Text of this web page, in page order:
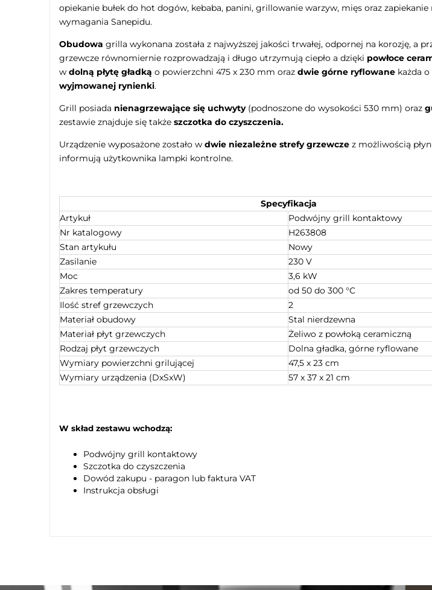
opiekanie bułek do hot dogów, kebaba, panini, grillowanie warzyw, mięs oraz
wymagania Sanepidu.
Obudowa grilla wykonana została z najwyższej jakości trwałej, odpornej na korozję, a
grzewcze równomiernie rozprowadzają i długo utrzymują ciepło a dzięki powłoce
w dolną płytę gładką o powierzchni 475 x 230 mm oraz dwie górne ryflowane każda
wyjmowanej rynienki.
Grill posiada nienagrzewające się uchwyty(podnoszone do wysokości 530 mm) oraz
zestawie znajduje się także szczotka do czyszczenia.
Urządzenie wyposażone zostało w dwie niezależne strefy grzewcze z możliwością
informują użytkownika lampki kontrolne.
Specyfikacja
Artykuł
Podwójny grill kontaktowy
Nr katalogowy
H263808
Stan artykułu
Nowy
Zasilanie
230 V
Moc
3,6 kW
Zakres temperatury
od 50 do 300 °C
Ilość stref grzewczych
2
Materiał obudowy
Stal nierdzewna
Materiał płyt grzewczych
Żeliwo z powłoką ceramiczną
Rodzaj płyt grzewczych
Dolna gładka, górne ryflowane
Wymiary powierzchni grilującej
47,5 x 23 cm
Wymiary urządzenia (DxSxW)
57 x 37 x 21 cm
W skład zestawu wchodzą:
Podwójny grill kontaktowy
Szczotka do czyszczenia
Dowód zakupu - paragon lub faktura VAT
Instrukcja obsługi